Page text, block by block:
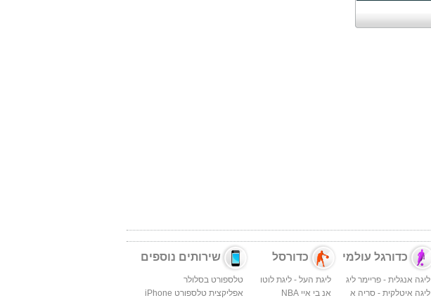
כדורגל עולמי
ליגה אנגלית - פריימר ליג
ליגה איטלקית - סריה א
כדורסל
ליגת העל - ליגת לוטו
אנ בי איי NBA
שירותים נוספים
טלספורט בסלולר
אפליקצית טלספורט iPhone